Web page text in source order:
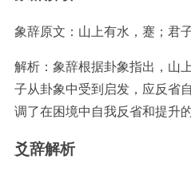
象辞原文：山上有水，蹇；君
解析：象辞根据卦象指出，山
子从卦象中受到启发，应反省
调了在困境中自我反省和提升
爻辞解析